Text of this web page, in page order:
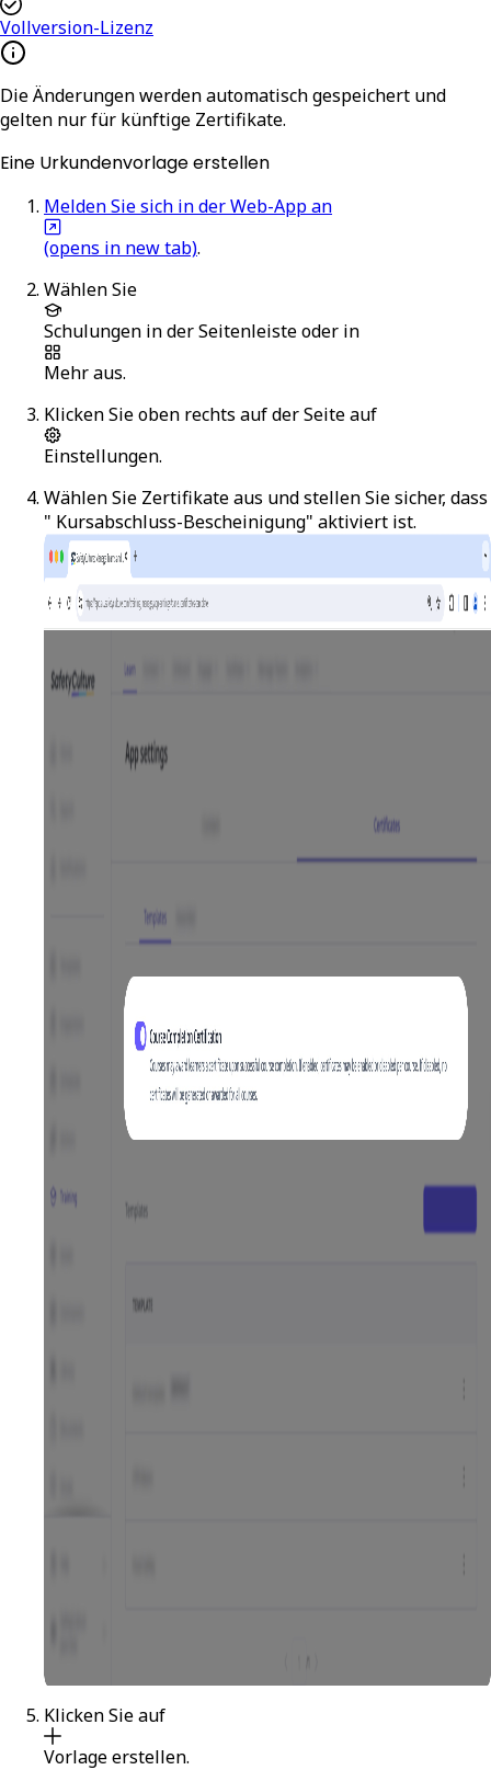
Vollversion-Lizenz
Die Änderungen werden automatisch gespeichert und
gelten nur für künftige Zertifikate.
Eine Urkundenvorlage erstellen
Melden Sie sich in der Web-App an
(opens in new tab).
Wählen Sie
Schulungen in der Seitenleiste oder in
Mehraus.
Klicken Sie oben rechts auf der Seite auf
Einstellungen.
Wählen Sie Zertifikateaus und stellen Sie sicher, dass
" Kursabschluss-Bescheinigung" aktiviert ist.
Klicken Sie auf
Vorlage erstellen.